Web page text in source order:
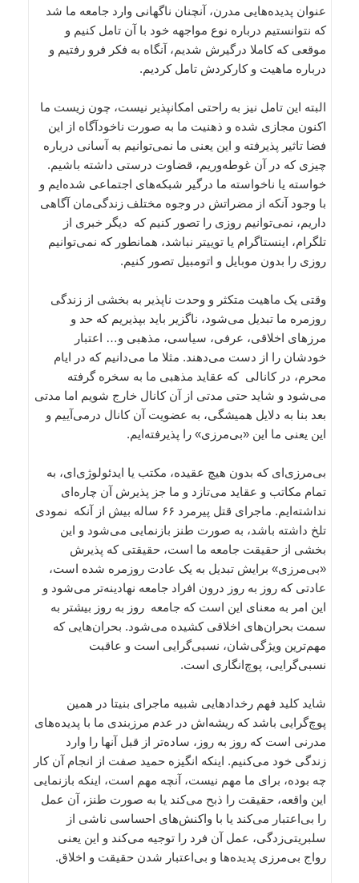
عنوان پدیده‌هایی مدرن، آنچنان ناگهانی وارد جامعه ما شد
که نتوانستیم درباره نوع مواجهه خود با آن تامل کنیم و
موقعی که کاملا درگیرش شدیم، آنگاه به فکر فرو رفتیم و
درباره ماهیت و کارکردش تامل کردیم.
البته این تامل نیز به راحتی امکانپذیر نیست، چون زیست ما
اکنون مجازی شده و ذهنیت ما به صورت ناخودآگاه از این
فضا تاثیر پذیرفته و این یعنی ما نمی‌توانیم به آسانی درباره
چیزی که در آن غوطه‌وریم، قضاوت درستی داشته باشیم.
خواسته یا ناخواسته ما درگیر شبکه‌های اجتماعی شده‌ایم و
با وجود آنکه از مضراتش در وجوه مختلف زندگی‌مان آگاهی
داریم، نمی‌توانیم روزی را تصور کنیم که دیگر خبری از
تلگرام، اینستاگرام یا توییتر نباشد، همانطور که نمی‌توانیم
روزی را بدون موبایل و اتومبیل تصور کنیم.
وقتی یک ماهیت متکثر و وحدت ناپذیر به بخشی از زندگی
روزمره ما تبدیل می‌شود، ناگزیر باید بپذیریم که حد و
مرز‌های اخلاقی، عرفی، سیاسی، مذهبی و… اعتبار
خودشان را از دست می‌دهند. مثلا ما می‌دانیم که در ایام
محرم، در کانالی که عقاید مذهبی ما به سخره گرفته
می‌شود و شاید حتی مدتی از آن کانال خارج شویم اما مدتی
بعد بنا به دلایل همیشگی، به عضویت آن کانال در‌می‌آییم و
این یعنی ما این «بی‌مرزی» را پذیرفته‌ایم.
بی‌مرزی‌ای که بدون هیچ عقیده، مکتب یا ایدئولوژی‌ای، به
تمام مکاتب و عقاید می‌تازد و ما جز پذیرش آن چاره‌ای
نداشته‌ایم. ماجرای قتل پیرمرد ۶۶ ساله بیش از آنکه نمودی
تلخ داشته باشد، به صورت طنز بازنمایی می‌شود و این
بخشی از حقیقت جامعه ما است، حقیقتی که پذیرش
«بی‌مرزی» برایش تبدیل به یک عادت روزمره شده است،
عادتی که روز به روز درون افراد جامعه نهادینه‌تر می‌شود و
این امر به معنای این است که جامعه روز به روز بیشتر به
سمت بحران‌های اخلاقی کشیده می‌شود. بحران‌هایی که
مهم‌ترین ویژگی‌شان، نسبی‌گرایی است و عاقبت
نسبی‌گرایی، پوچ‌انگاری است.
شاید کلید فهم رخدادهایی شبیه ماجرای بنیتا در همین
پوچ‌گرایی باشد که ریشه‌اش در عدم مرزبندی ما با پدیده‌های
مدرنی است که روز به روز، ساده‌تر از قبل آنها را وارد
زندگی خود می‌کنیم. اینکه انگیزه حمید صفت از انجام آن کار
چه بوده، برای ما مهم نیست، آنچه مهم است، اینکه بازنمایی
این واقعه، حقیقت را ذبح می‌کند یا به صورت طنز، آن عمل
را بی‌اعتبار می‌کند یا با واکنش‌های احساسی ناشی از
سلبریتی‌زدگی، عمل آن فرد را توجیه می‌کند و این یعنی
رواج بی‌مرزی پدیده‌ها و بی‌اعتبار شدن حقیقت و اخلاق.